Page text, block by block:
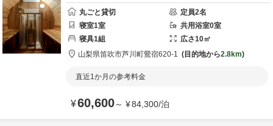
丸ごと貸切
定員2名
寝室1室 共用浴室0室
寝具1組 広さ10㎡
山梨県笛吹市芦川町鶯宿620-1 目的地から2.8km
直近1か月の参考料金
¥60,600～ ¥84,300/泊